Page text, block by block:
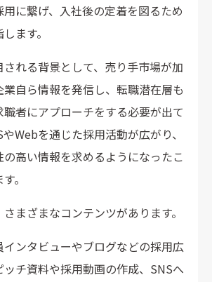
に繋げ、入社後の定着を図るため
ます。
れる背景として、売り手市場が加
自ら情報を発信し、転職潜在層も
者にアプローチをする必要が出て
Webを通じた採用活動が広がり、
高い情報を求めるようになったこ
。
まざまなコンテンツがあります。
インタビューやブログなどの採用広
チ資料や採用動画の作成、SNSへ